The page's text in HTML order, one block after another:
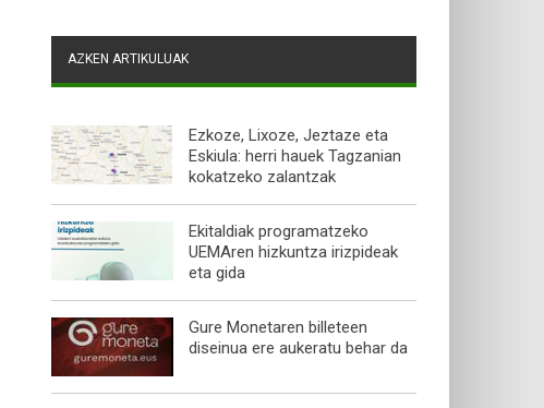
AZKEN ARTIKULUAK
Ezkoze, Lixoze, Jeztaze eta
Eskiula: herri hauek Tagzanian
kokatzeko zalantzak
Ekitaldiak programatzeko
UEMAren hizkuntza irizpideak
eta gida
Gure Monetaren billeteen
diseinua ere aukeratu behar da